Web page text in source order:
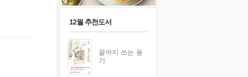
12월 추천도서
끝까지 쓰는 용
기